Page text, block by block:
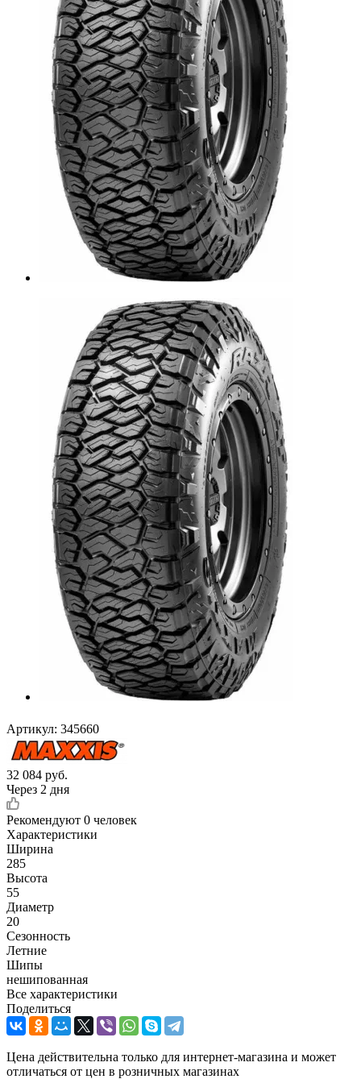
Артикул: 345660
32 084 руб.
Через 2 дня
Рекомендуют 0 человек
Характеристики
Ширина
285
Высота
55
Диаметр
20
Сезонность
Летние
Шипы
нешипованная
Все характеристики
Поделиться
Цена действительна только для интернет-магазина и может
отличаться от цен в розничных магазинах